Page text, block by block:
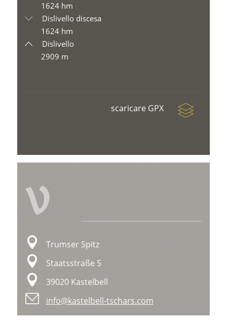
1624 hm
Dislivello discesa
1624 hm
Dislivello
2909 m
scaricare GPX
V
Trumser Spitz
Staatsstraße 5
39020 Kastelbell
info@kastelbell-tschars.com